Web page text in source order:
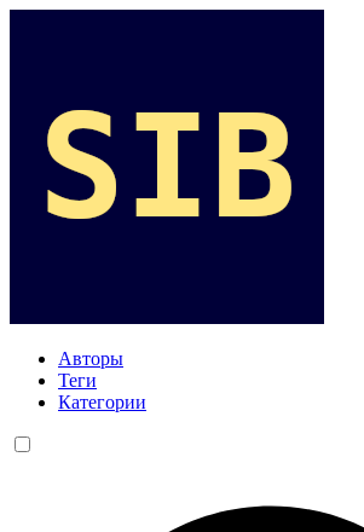
Авторы
Теги
Категории